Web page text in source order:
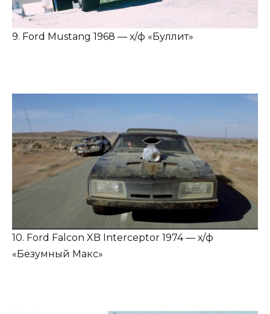
9. Ford Mustang 1968 — х/ф «Буллит»
10. Ford Falcon XB Interceptor 1974 — х/ф
«Безумный Макс»